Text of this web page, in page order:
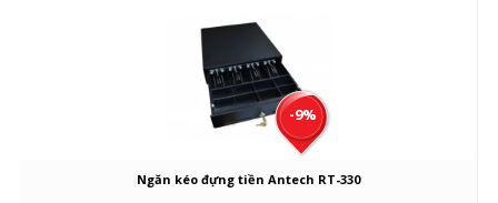
-9%
Ngăn kéo đựng tiền Antech RT-330